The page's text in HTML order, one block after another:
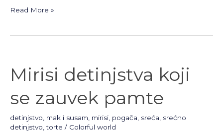
Read More »
Mirisi detinjstva koji
se zauvek pamte
detinjstvo mak i susam mirisi pogača sreća srećno
detinjstvo ,torte / Colorful world
detinjstva
koji
se
pamte